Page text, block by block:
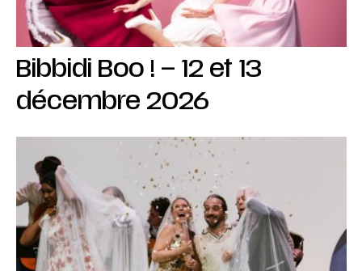
Bibbidi Boo ! – 12 et 13
décembre 2026